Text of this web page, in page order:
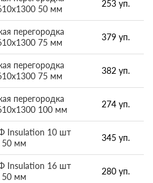
50 мм
253 уп.
перегородка
75 мм
379 уп.
перегородка
75 мм
382 уп.
перегородка
100 мм
274 уп.
Insulation 10 шт
50 мм
345 уп.
Insulation 16 шт
50 мм
280 уп.